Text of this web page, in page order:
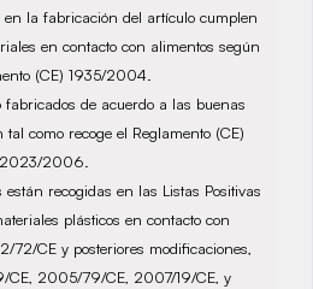
en la fabricación del artículo cumplen
en contacto con alimentos según
(CE) 1935/2004.
de acuerdo a las buenas
como recoge el Reglamento (CE)
2023/2006.
recogidas en las Listas Positivas
plásticos en contacto con
72/CE y posteriores modificaciones,
CE, 2005/79/CE, 2007/19/CE, y